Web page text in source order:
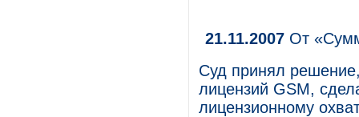
21.11.2007 От
Суд принял
лицензий GSM,
лицензионному